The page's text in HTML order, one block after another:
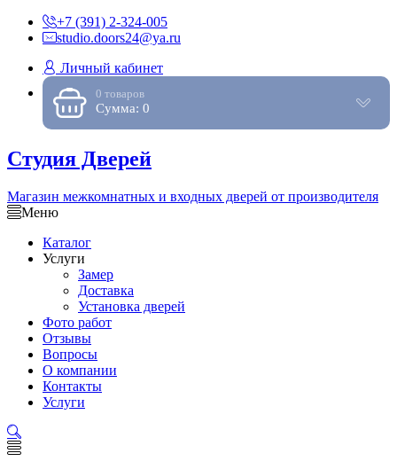
+7 (391) 2-324-005
studio.doors24@ya.ru
Личный кабинет
0 товаров
Сумма: 0
Студия Дверей
Магазин межкомнатных и входных дверей от производителя
Меню
Каталог
Услуги
Замер
Доставка
Установка дверей
Фото работ
Отзывы
Вопросы
О компании
Контакты
Услуги